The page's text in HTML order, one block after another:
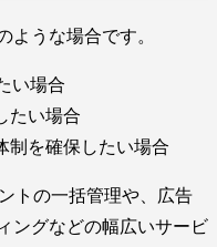
ような場合です。
い場合
たい場合
制を確保したい場合
トの一括管理や、広告
ングなどの幅広いサービ